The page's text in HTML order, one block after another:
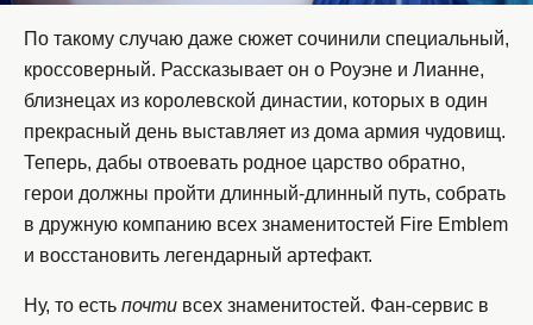
По такому случаю даже сюжет сочинили специальный,
кроссоверный. Рассказывает он о Роуэне и Лианне,
близнецах из королевской династии, которых в один
прекрасный день выставляет из дома армия чудовищ.
Теперь, дабы отвоевать родное царство обратно,
герои должны пройти длинный-длинный путь, собрать
в дружную компанию всех знаменитостей Fire Emblem
и восстановить легендарный артефакт.
Ну, то есть почти всех знаменитостей. Фан-сервис в